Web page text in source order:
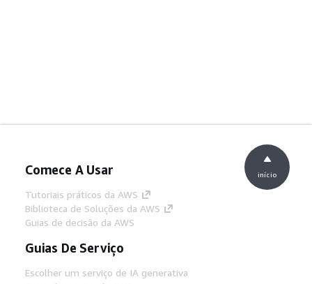
Comece A Usar
Tutoriais práticos da AWS
Biblioteca de Soluções da AWS
Guias de decisão da AWS
Guias De Serviço
Escolher um serviço de IA generativa
início